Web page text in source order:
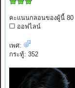
คะแนนกลอนของผู้นี้ 80
ออฟไลน์
เพศ:
กระทู้: 352